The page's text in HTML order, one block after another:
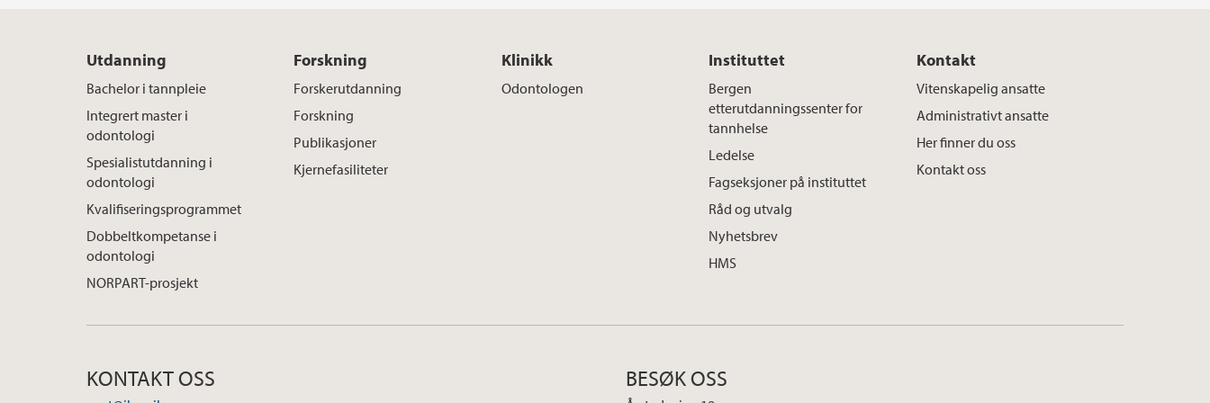
Utdanning
Bachelor i tannpleie
Integrert master i
odontologi
Spesialistutdanning i
odontologi
Kvalifiseringsprogrammet
Dobbeltkompetanse i
odontologi
NORPART-prosjekt
Forskning
Forskerutdanning
Forskning
Publikasjoner
Kjernefasiliteter
Klinikk
Odontologen
Instituttet
Bergen
etterutdanningssenter for
tannhelse
Ledelse
Fagseksjoner på instituttet
Råd og utvalg
Nyhetsbrev
HMS
Kontakt
Vitenskapelig ansatte
Administrativt ansatte
Her finner du oss
Kontakt oss
KONTAKT OSS BESØK OSS